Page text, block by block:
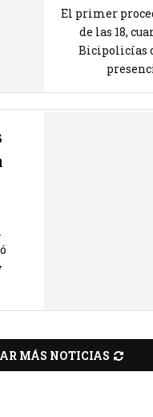
El primer
de las 18,
Bicipolicías
MÁS NOTICIAS